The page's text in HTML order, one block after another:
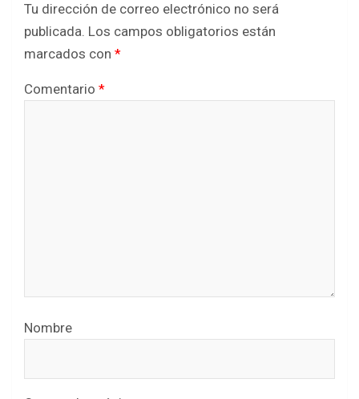
Tu dirección de correo electrónico no será
publicada. Los campos obligatorios están
marcados con *
Comentario *
Nombre